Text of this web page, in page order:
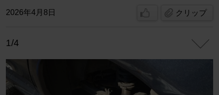
2026年4月8日 クリップ
1/4